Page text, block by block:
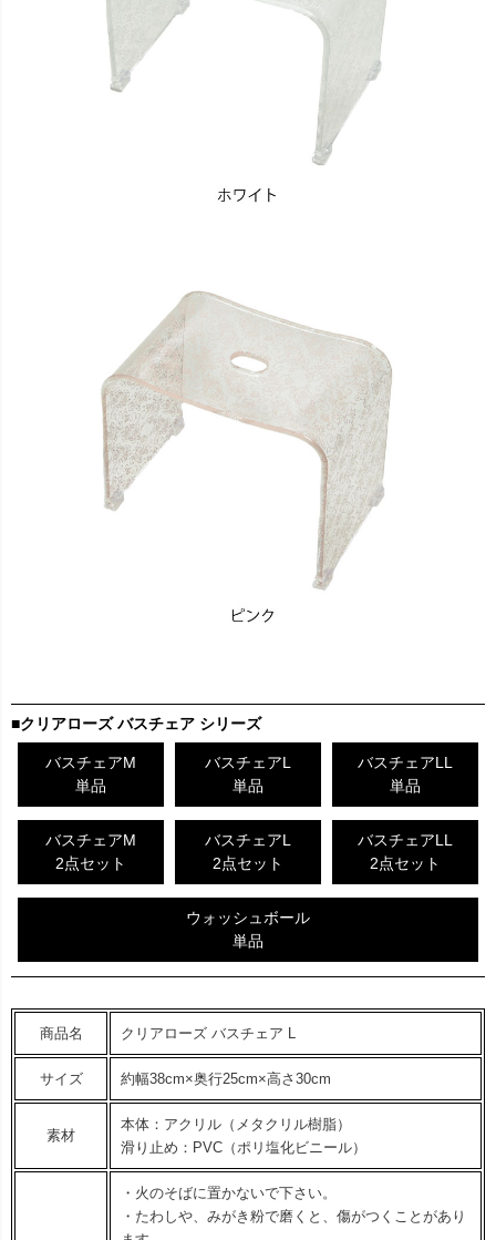
■クリアローズ バスチェア シリーズ
バスチェアM
単品
バスチェアL
単品
バスチェアLL
単品
バスチェアM
2点セット
バスチェアL
2点セット
バスチェアLL
2点セット
ウォッシュボール
単品
商品名 クリアローズ バスチェア L
サイズ 約幅38cm×奥行25cm×高さ30cm
素材
本体：アクリル（メタクリル樹脂）
滑り止め：PVC（ポリ塩化ビニール）
・火のそばに置かないで下さい。
・たわしや、みがき粉で磨くと、傷がつくことがあり